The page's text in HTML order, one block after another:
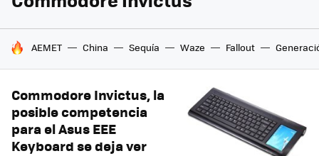
HOY SE HABLA DE
AEMET China Sequía Waze Fallout
Commodore Invictus, la
posible competencia
para el Asus EEE
Keyboard se deja ver